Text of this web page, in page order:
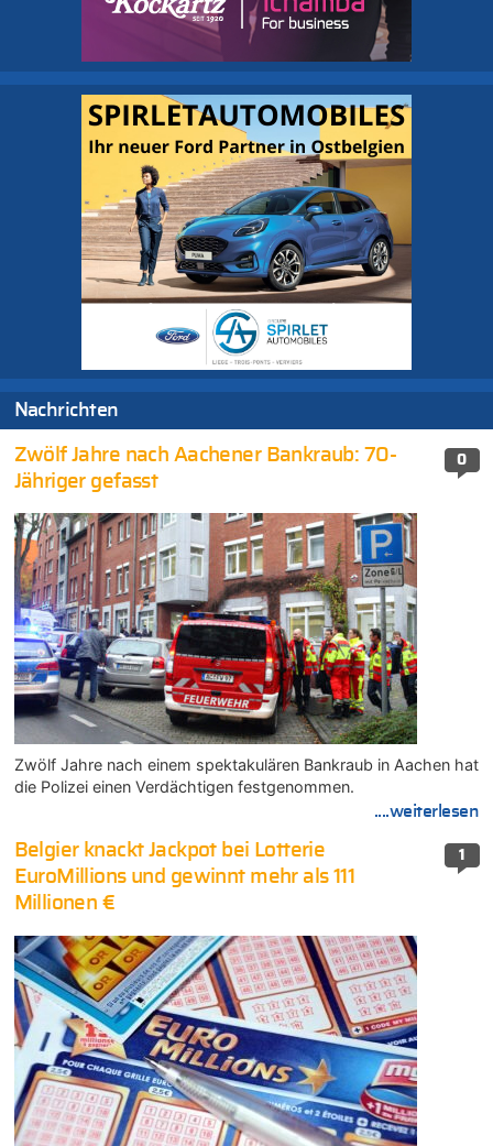
Nachrichten
0
Zwölf Jahre nach Aachener Bankraub: 70-
Jähriger gefasst
Zwölf Jahre nach einem spektakulären Bankraub in Aachen hat
die Polizei einen Verdächtigen festgenommen.
....weiterlesen
1
Belgier knackt Jackpot bei Lotterie
EuroMillions und gewinnt mehr als 111
Millionen €